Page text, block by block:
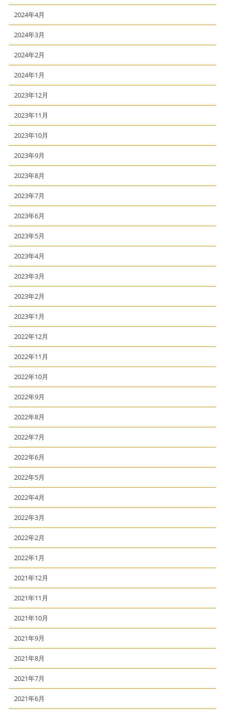
2024年4月
2024年3月
2024年2月
2024年1月
2023年12月
2023年11月
2023年10月
2023年9月
2023年8月
2023年7月
2023年6月
2023年5月
2023年4月
2023年3月
2023年2月
2023年1月
2022年12月
2022年11月
2022年10月
2022年9月
2022年8月
2022年7月
2022年6月
2022年5月
2022年4月
2022年3月
2022年2月
2022年1月
2021年12月
2021年11月
2021年10月
2021年9月
2021年8月
2021年7月
2021年6月